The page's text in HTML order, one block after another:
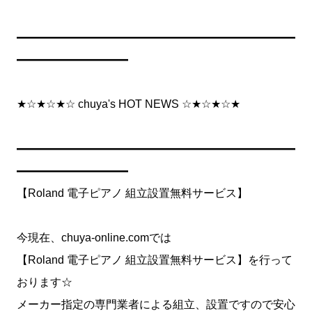
━━━━━━━━━━━━━━━━━━━━━━━━━
━━━━━━━━━━
★☆★☆★☆ chuya's HOT NEWS ☆★☆★☆★
━━━━━━━━━━━━━━━━━━━━━━━━━
━━━━━━━━━━
【Roland 電子ピアノ 組立設置無料サービス】
今現在、chuya-online.comでは
【Roland 電子ピアノ 組立設置無料サービス】を行って
おります☆
メーカー指定の専門業者による組立、設置ですので安心